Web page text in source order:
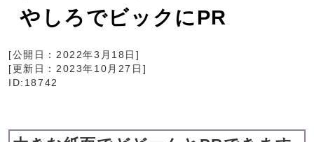
やしろでビックにPR
[公開日： 2022年3月18日 ]
[更新日： 2023年10月27日 ]
ID:18742